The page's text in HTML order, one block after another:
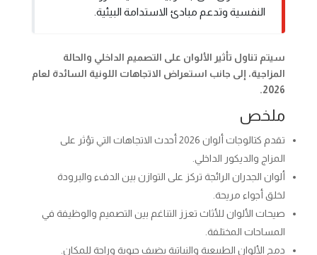
النفسية وتدعم مبادئ الاستدامة البيئية.
سيتم تناول تأثير الألوان على التصميم الداخلي والحالة
المزاجية، إلى جانب استعراض الاتجاهات اللونية السائدة لعام
2026.
ملخص
تقدم كتالوجات ألوان 2026 أحدث الاتجاهات التي تؤثر على
المزاج والديكور الداخلي.
ألوان الجدران الرائجة تركز على التوازن بين الدفء والبرودة
لخلق أجواء مريحة.
صيحات الألوان للأثاث تعزز التناغم بين التصميم والوظيفة في
المساحات المختلفة.
دمج الألوان الطبيعية والنباتية يضيف حيوية وراحة للمكان.